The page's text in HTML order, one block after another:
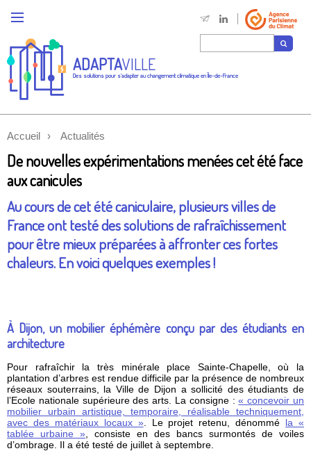
ADAPTAVILLE
Des solutions pour s'adapter au changement climatique en Île-de-France
Accueil Actualités
De nouvelles expérimentations menées cet été face
aux canicules
Au cours de cet été caniculaire, plusieurs villes de
France ont testé des solutions de rafraîchissement
pour être mieux préparées à affronter ces fortes
chaleurs. En voici quelques exemples !
À Dijon, un mobilier éphémère conçu par des étudiants en
architecture
Pour rafraîchir la très minérale place Sainte-Chapelle, où la
plantation d’arbres est rendue difficile par la présence de nombreux
réseaux souterrains, la Ville de Dijon a sollicité des étudiants de
l’Ecole nationale supérieure des arts. La consigne :« concevoir un
mobilier urbain artistique, temporaire, réalisable techniquement,
avec des matériaux locaux ». Le projet retenu, dénommé la «
tablée urbaine » , consiste en des bancs surmontés de voiles
d’ombrage. Il a été testé de juillet à septembre.